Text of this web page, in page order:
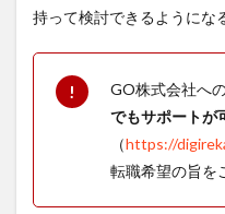
持って検討できるようにな
! GO株式会社へ
でもサポートが
（https://
転職希望の旨を